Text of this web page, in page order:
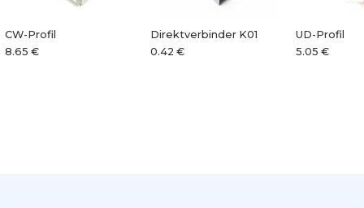
CW-Profil
8.65 €
Direktverbinder K01
0.42 €
UD-Profil
5.05 €